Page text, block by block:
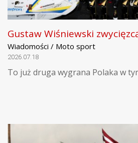
Gustaw Wiśniewski
Wiadomości / Moto sport
2026.07.18
To już druga wygrana Polaka w